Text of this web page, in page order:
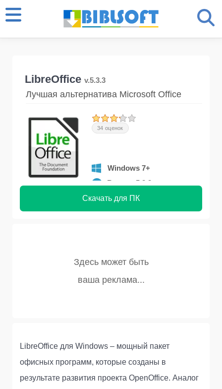
LibreOffice v.5.3.3
Лучшая альтернатива Microsoft Office
34 оценок
Windows 7+
Версия 5.3.3
Скачать для ПК
LibreOffice для Windows – мощный пакет
офисных программ, которые созданы в
результате развития проекта OpenOffice. Аналог